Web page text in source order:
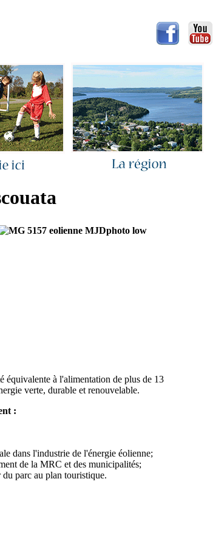
équivalente à l'alimentation de plus de 13
verte, durable et renouvelable.
:
dans l'industrie de l'énergie éolienne;
de la MRC et des municipalités;
parc au plan touristique.